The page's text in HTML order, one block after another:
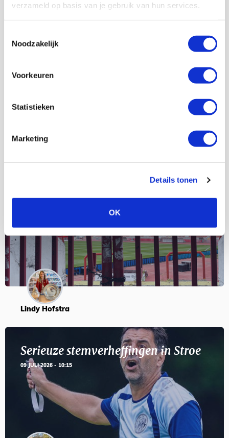
verzameld op basis van je gebruik van hun services.
Noodzakelijk
Voorkeuren
Statistieken
Marketing
Details tonen
OK
AGENDA
23
Selectiedag ballenjongens/-meiden
Blogs
Servische maffiabaas in grauwe bak
Lindy Hofstra
Serieuze stemverheffingen in Stroe
09 JULI 2026 - 10:15